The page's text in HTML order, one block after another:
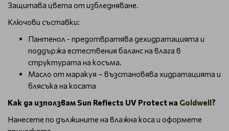
Защитава цвета от избледняване.
Ключови съставки:
Пантенол - предотвратява дехидратацията и
поддържа естествения баланс на влага в
структурата на косъма.
Mасло от маракуя – възстановява хидратацията и
блясъка на косата
Как да използвам Sun Reflects UV Protect на Goldwell?
Нанесете по дължините на влажна коса и оформете